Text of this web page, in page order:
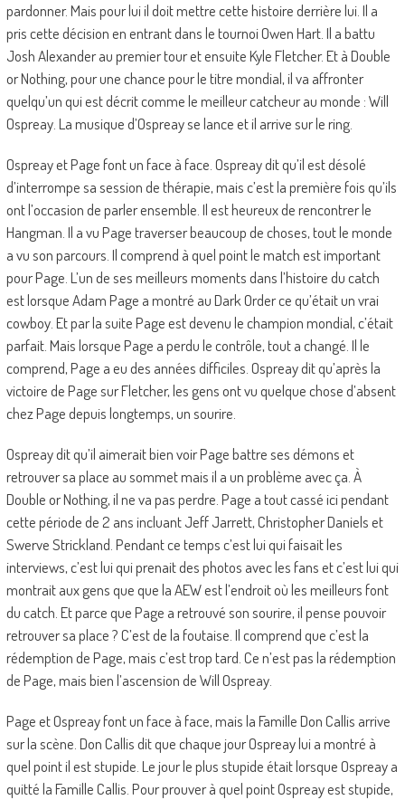
pardonner. Mais pour lui il doit mettre cette histoire derrière lui. Il a
pris cette décision en entrant dans le tournoi Owen Hart. Il a battu
Josh Alexander au premier tour et ensuite Kyle Fletcher. Et à Double
or Nothing, pour une chance pour le titre mondial, il va affronter
quelqu’un qui est décrit comme le meilleur catcheur au monde : Will
Ospreay. La musique d’Ospreay se lance et il arrive sur le ring.
Ospreay et Page font un face à face. Ospreay dit qu’il est désolé
d’interrompe sa session de thérapie, mais c’est la première fois qu’ils
ont l’occasion de parler ensemble. Il est heureux de rencontrer le
Hangman. Il a vu Page traverser beaucoup de choses, tout le monde
a vu son parcours. Il comprend à quel point le match est important
pour Page. L’un de ses meilleurs moments dans l’histoire du catch
est lorsque Adam Page a montré au Dark Order ce qu’était un vrai
cowboy. Et par la suite Page est devenu le champion mondial, c’était
parfait. Mais lorsque Page a perdu le contrôle, tout a changé. Il le
comprend, Page a eu des années difficiles. Ospreay dit qu’après la
victoire de Page sur Fletcher, les gens ont vu quelque chose d’absent
chez Page depuis longtemps, un sourire.
Ospreay dit qu’il aimerait bien voir Page battre ses démons et
retrouver sa place au sommet mais il a un problème avec ça. À
Double or Nothing, il ne va pas perdre. Page a tout cassé ici pendant
cette période de 2 ans incluant Jeff Jarrett, Christopher Daniels et
Swerve Strickland. Pendant ce temps c’est lui qui faisait les
interviews, c’est lui qui prenait des photos avec les fans et c’est lui qui
montrait aux gens que que la AEW est l’endroit où les meilleurs font
du catch. Et parce que Page a retrouvé son sourire, il pense pouvoir
retrouver sa place ? C’est de la foutaise. Il comprend que c’est la
rédemption de Page, mais c’est trop tard. Ce n’est pas la rédemption
de Page, mais bien l’ascension de Will Ospreay.
Page et Ospreay font un face à face, mais la Famille Don Callis arrive
sur la scène. Don Callis dit que chaque jour Ospreay lui a montré à
quel point il est stupide. Le jour le plus stupide était lorsque Ospreay a
quitté la Famille Callis. Pour prouver à quel point Ospreay est stupide,